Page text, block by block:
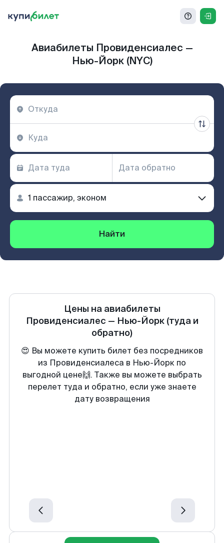
Авиабилеты Провиденсиалес —
Нью-Йорк (NYC)
Найти
Цены на авиабилеты
Провиденсиалес — Нью-Йорк (туда и
обратно)
😍 Вы можете купить билет без посредников
из Провиденсиалеса в Нью-Йорк по
выгодной цене🙌. Также вы можете выбрать
перелет туда и обратно, если уже знаете
дату возвращения